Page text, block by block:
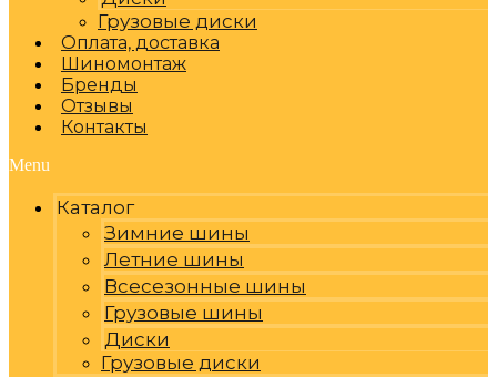
Грузовые диски
Оплата, доставка
Шиномонтаж
Бренды
Отзывы
Контакты
Menu
Каталог
Зимние шины
Летние шины
Всесезонные шины
Грузовые шины
Диски
Грузовые диски